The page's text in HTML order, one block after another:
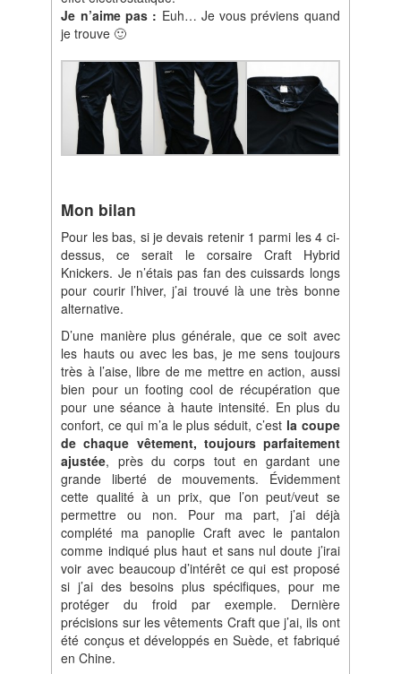
Je n’aime pas : Euh… Je vous préviens quand
je trouve 🙂
Mon bilan
Pour les bas, si je devais retenir 1 parmi les 4 ci-
dessus, ce serait le corsaire Craft Hybrid
Knickers. Je n’étais pas fan des cuissards longs
pour courir l’hiver, j’ai trouvé là une très bonne
alternative.
D’une manière plus générale, que ce soit avec
les hauts ou avec les bas, je me sens toujours
très à l’aise, libre de me mettre en action, aussi
bien pour un footing cool de récupération que
pour une séance à haute intensité. En plus du
confort, ce qui m’a le plus séduit, c’est la coupe
de chaque vêtement, toujours parfaitement
ajustée, près du corps tout en gardant une
grande liberté de mouvements. Évidemment
cette qualité à un prix, que l’on peut/veut se
permettre ou non. Pour ma part, j’ai déjà
complété ma panoplie Craft avec le pantalon
comme indiqué plus haut et sans nul doute j’irai
voir avec beaucoup d’intérêt ce qui est proposé
si j’ai des besoins plus spécifiques, pour me
protéger du froid par exemple. Dernière
précisions sur les vêtements Craft que j’ai, ils ont
été conçus et développés en Suède, et fabriqué
en Chine.